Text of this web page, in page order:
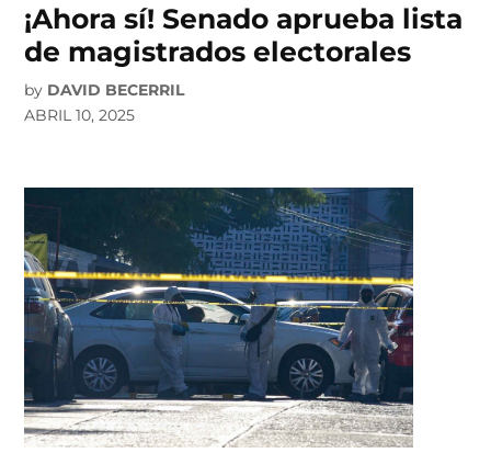
¡Ahora sí! Senado aprueba lista
de magistrados electorales
by DAVID BECERRIL
ABRIL 10, 2025